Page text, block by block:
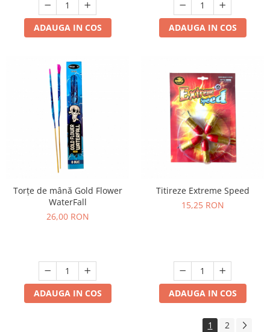
ADAUGA IN COS ADAUGA IN COS
Torțe de mână Gold Flower
WaterFall
26,00 RON
ADAUGA IN COS
Titireze Extreme Speed
15,25 RON
ADAUGA IN COS
1 2